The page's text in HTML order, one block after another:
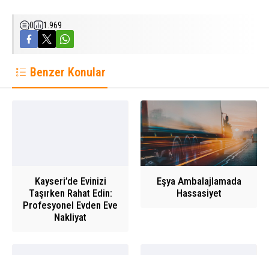
0 1.969
Benzer Konular
Kayseri’de Evinizi
Taşırken Rahat Edin:
Profesyonel Evden Eve
Nakliyat
Eşya Ambalajlamada
Hassasiyet